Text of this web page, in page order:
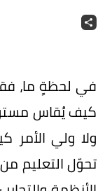
في لحظةٍ ما،
كيف يُقاس
ولا ولي الأمر
تحوّل التعليم